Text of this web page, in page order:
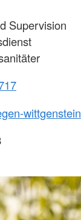
Supervision
wittgenstein